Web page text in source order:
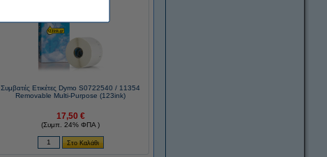
Συμβατές Ετικέτες Dymo S0722540 / 11354
Removable Multi-Purpose (123ink)
17,50 €
(Συμπ. 24% ΦΠΑ )